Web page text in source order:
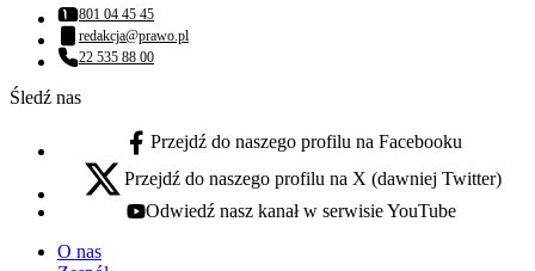
Numer telefonu:
801 04 45 45
Adres email:
redakcja@prawo.pl
Numer telefonu:
22 535 88 00
Śledź nas
facebook - otwiera się w nowej karcie
Przejdź do naszego profilu na Facebooku
x - otwiera się w nowej karcie
Przejdź do naszego profilu na X (dawniej Twitter)
youtube - otwiera się w nowej karcie
Odwiedź nasz kanał w serwisie YouTube
O nas